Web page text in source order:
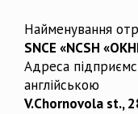
Найменування
SNCE «NCSH
Адреса
англійською
V.Chornovola st.,